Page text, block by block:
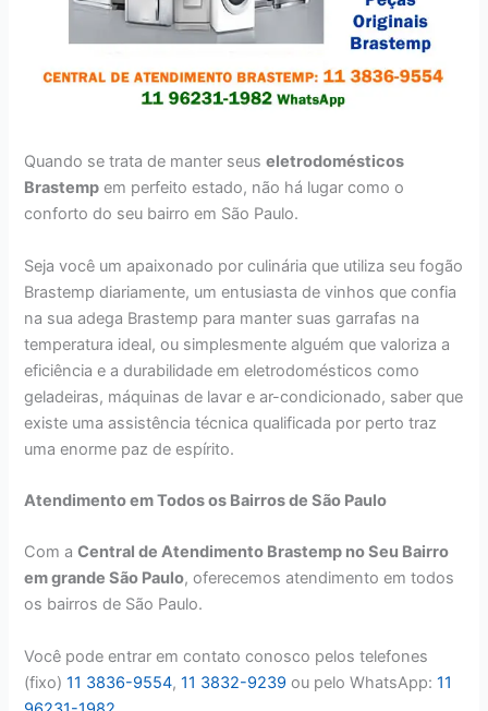
Quando se trata de manter seuseletrodomésticos
Brastemp em perfeito estado, não há lugar como o
conforto do seu bairro em São Paulo.
Seja você um apaixonado por culinária que utiliza seu fogão
Brastemp diariamente, um entusiasta de vinhos que confia
na sua adega Brastemp para manter suas garrafas na
temperatura ideal, ou simplesmente alguém que valoriza a
eficiência e a durabilidade em eletrodomésticos como
geladeiras, máquinas de lavar e ar-condicionado, saber que
existe uma assistência técnica qualificada por perto traz
uma enorme paz de espírito.
Atendimento em Todos os Bairros de São Paulo
Com aCentral de Atendimento Brastemp no Seu Bairro
em grande São Paulo, oferecemos atendimento em todos
os bairros de São Paulo.
Você pode entrar em contato conosco pelos telefones
(fixo)11 3836-9554,11 3832-9239 ou pelo WhatsApp:11